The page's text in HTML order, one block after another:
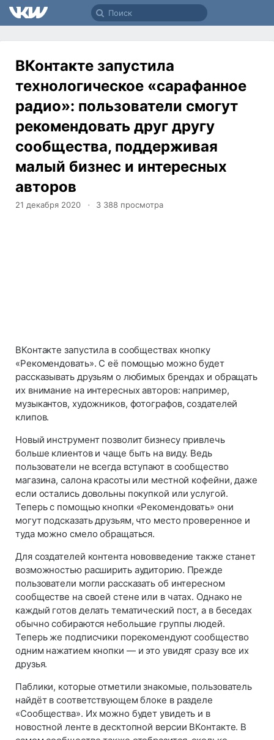
ВКонтакте запустила
технологическое «сарафанное
радио»: пользователи смогут
рекомендовать друг другу
сообщества, поддерживая
малый бизнес и интересных
авторов
21 декабря 2020 3 388 просмотра
ВКонтакте запустила в сообществах кнопку
«Рекомендовать». С её помощью можно будет
рассказывать друзьям о любимых брендах и обращать
их внимание на интересных авторов: например,
музыкантов, художников, фотографов, создателей
клипов.
Новый инструмент позволит бизнесу привлечь
больше клиентов и чаще быть на виду. Ведь
пользователи не всегда вступают в сообщество
магазина, салона красоты или местной кофейни, даже
если остались довольны покупкой или услугой.
Теперь с помощью кнопки «Рекомендовать» они
могут подсказать друзьям, что место проверенное и
туда можно смело обращаться.
Для создателей контента нововведение также станет
возможностью расширить аудиторию. Прежде
пользователи могли рассказать об интересном
сообществе на своей стене или в чатах. Однако не
каждый готов делать тематический пост, а в беседах
обычно собираются небольшие группы людей.
Теперь же подписчики порекомендуют сообщество
одним нажатием кнопки — и это увидят сразу все их
друзья.
Паблики, которые отметили знакомые, пользователь
найдёт в соответствующем блоке в разделе
«Сообщества». Их можно будет увидеть и в
новостной ленте в десктопной версии ВКонтакте. В